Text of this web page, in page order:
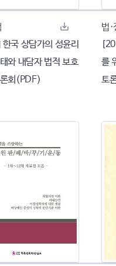
국 상담가의 성윤리
와 내담자 법적 보호
회(PDF)
법·
를
토